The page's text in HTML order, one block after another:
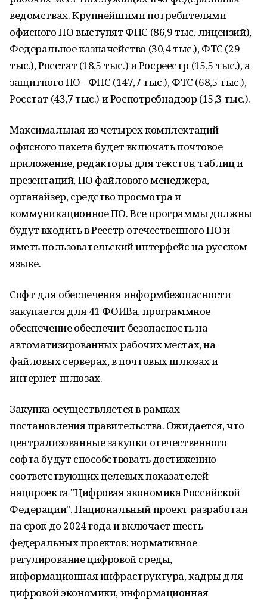
ведомствах. Крупнейшими потребителями
офисного ПО выступят ФНС (86,9 тыс. лицензий),
Федеральное казначейство (30,4 тыс.), ФТС (29
тыс.), Росстат (18,5 тыс.) и Росреестр (15,5 тыс.), а
защитного ПО - ФНС (147,7 тыс.), ФТС (68,5 тыс.),
Росстат (43,7 тыс.) и Роспотребнадзор (15,3 тыс.).
Максимальная из четырех комплектаций
офисного пакета будет включать почтовое
приложение, редакторы для текстов, таблиц и
презентаций, ПО файлового менеджера,
органайзер, средство просмотра и
коммуникационное ПО. Все программы должны
будут входить в Реестр отечественного ПО и
иметь пользовательский интерфейс на русском
языке.
Софт для обеспечения информбезопасности
закупается для 41 ФОИВа, программное
обеспечение обеспечит безопасность на
автоматизированных рабочих местах, на
файловых серверах, в почтовых шлюзах и
интернет-шлюзах.
Закупка осуществляется в рамках
постановления правительства. Ожидается, что
централизованные закупки отечественного
софта будут способствовать достижению
соответствующих целевых показателей
нацпроекта "Цифровая экономика Российской
Федерации". Национальный проект разработан
на срок до 2024 года и включает шесть
федеральных проектов: нормативное
регулирование цифровой среды,
информационная инфраструктура, кадры для
цифровой экономики, информационная